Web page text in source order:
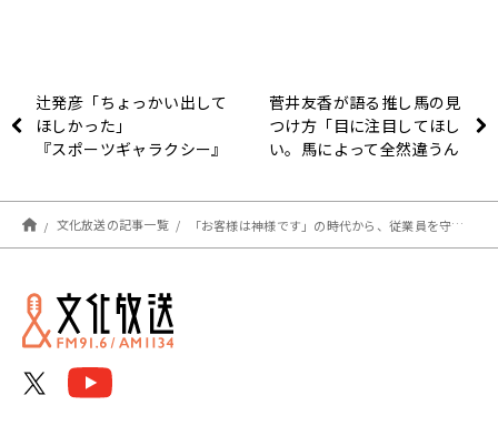
辻発彦「ちょっかい出して
ほしかった」
『スポーツギャラクシー』
菅井友香が語る推し馬の見
つけ方「目に注目してほし
い。馬によって全然違うん
文化放送の記事一覧 「お客様は神様です」の時代から、従業員を守る時代へ!?